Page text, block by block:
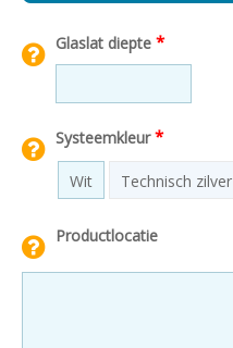
Glaslat diepte *
Systeemkleur*
Wit Technisch zilver
Productlocatie